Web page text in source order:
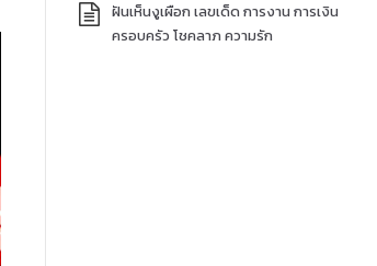
ฝันเห็นงูเผือก เลขเด็ด การงาน การเงิน
ครอบครัว โชคลาภ ความรัก